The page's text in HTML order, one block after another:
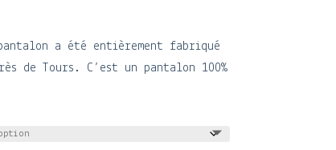
a été entièrement fabriqué
de Tours. C’est un pantalon 100%